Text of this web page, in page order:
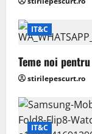
i
o
n
IT&C
Teme noi
stirilepescurt.ro
IT&C